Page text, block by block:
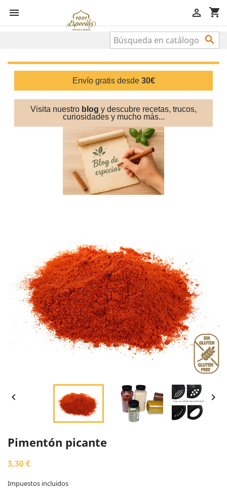
 shopping_cart


Envío gratis desde 30€
Visita nuestro blog y descubre recetas, trucos,
curiosidadesy mucho más...
 
Pimentón picante
3,30 €
Impuestos incluidos